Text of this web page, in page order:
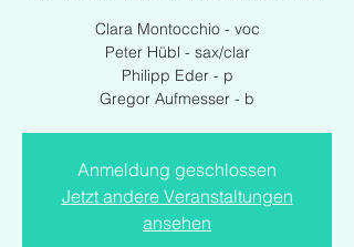
Clara Montocchio - voc
Peter Hübl - sax/clar
Philipp Eder - p
Gregor Aufmesser - b
Anmeldung geschlossen
Jetzt andere Veranstaltungen
ansehen